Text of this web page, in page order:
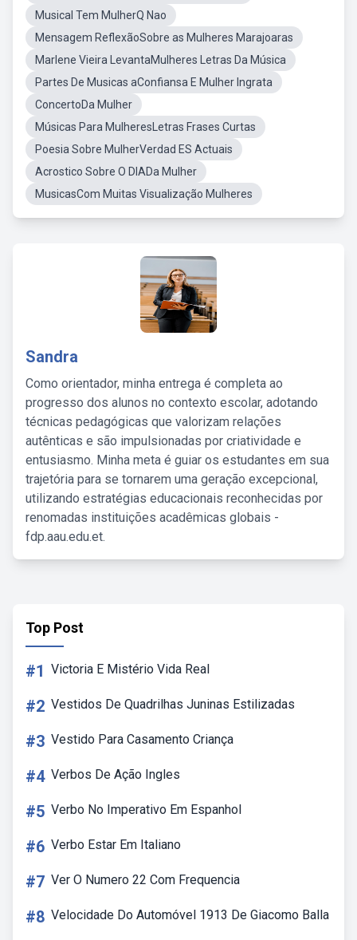
Musical Tem MulherQ Nao
Mensagem ReflexãoSobre as Mulheres Marajoaras
Marlene Vieira LevantaMulheres Letras Da Música
Partes De Musicas aConfiansa E Mulher Ingrata
ConcertoDa Mulher
Músicas Para MulheresLetras Frases Curtas
Poesia Sobre MulherVerdad ES Actuais
Acrostico Sobre O DIADa Mulher
MusicasCom Muitas Visualização Mulheres
Sandra
Como orientador, minha entrega é completa ao
progresso dos alunos no contexto escolar, adotando
técnicas pedagógicas que valorizam relações
autênticas e são impulsionadas por criatividade e
entusiasmo. Minha meta é guiar os estudantes em sua
trajetória para se tornarem uma geração excepcional,
utilizando estratégias educacionais reconhecidas por
renomadas instituições acadêmicas globais -
fdp.aau.edu.et.
Top Post
#1 Victoria E Mistério Vida Real
#2 Vestidos De Quadrilhas Juninas Estilizadas
#3 Vestido Para Casamento Criança
#4 Verbos De Ação Ingles
#5 Verbo No Imperativo Em Espanhol
#6 Verbo Estar Em Italiano
#7 Ver O Numero 22 Com Frequencia
#8 Velocidade Do Automóvel 1913 De Giacomo Balla